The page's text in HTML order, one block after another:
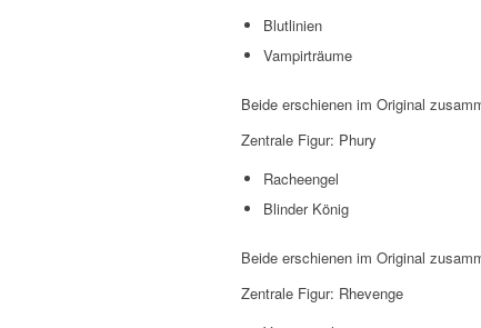
Blutlinien
Vampirträume
Beide erschienen im Original
Zentrale Figur: Phury
Racheengel
Blinder König
Beide erschienen im Original
Zentrale Figur: Rhevenge